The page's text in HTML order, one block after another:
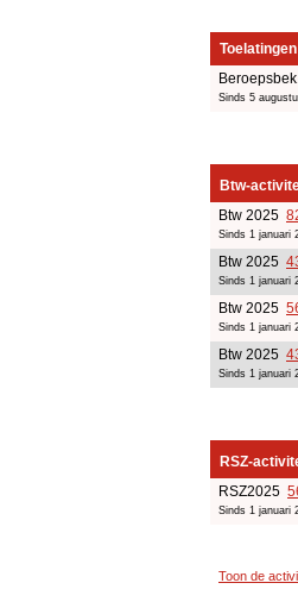
Toelatingen
Sinds 5
Btw-
Btw 2025
Sinds 1 januari
Btw 2025
Sinds 1 januari
Btw 2025
Sinds 1 januari
Btw 2025
Sinds 1 januari
RSZ-
RSZ2025
Sinds 1 januari
Toon de